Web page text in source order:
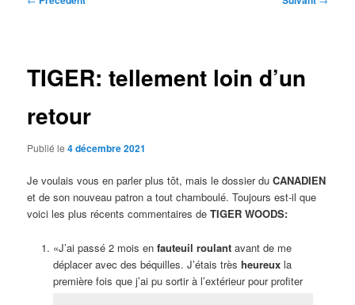
TIGER: tellement loin d’un
retour
Publié le4 décembre 2021
Je voulais vous en parler plus tôt, mais le dossier duCANADIEN
et de son nouveau patron a tout chamboulé. Toujours est-il que
voici les plus récents commentaires deTIGER WOODS:
«J’ai passé 2 mois en fauteuil roulantavant de me
déplacer avec des béquilles. J’étais très heureuxla
première fois que j’ai pu sortir à l’extérieur pour profiter